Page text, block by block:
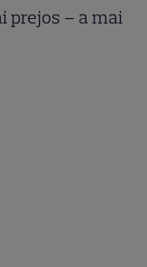
prejos – a mai